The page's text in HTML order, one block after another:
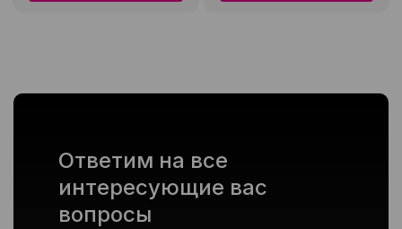
Ответим на все
интересующие вас
вопросы